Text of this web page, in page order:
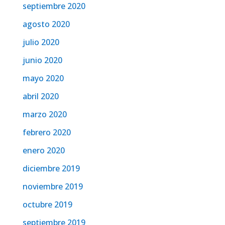
septiembre 2020
agosto 2020
julio 2020
junio 2020
mayo 2020
abril 2020
marzo 2020
febrero 2020
enero 2020
diciembre 2019
noviembre 2019
octubre 2019
septiembre 2019